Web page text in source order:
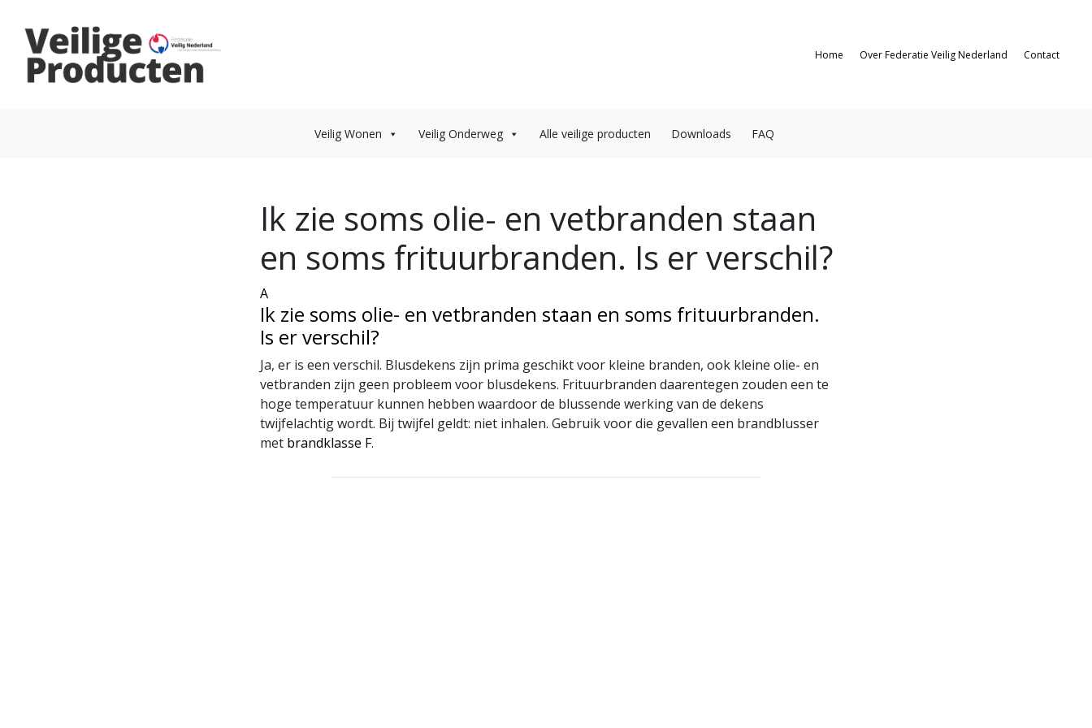
Home Over Federatie Veilig Nederland Contact
Veilig Wonen Veilig Onderweg Alle veilige producten Downloads FAQ
Ik zie soms olie- en vetbranden staan
en soms frituurbranden. Is er verschil?
A
Ik zie soms olie- en vetbranden staan en soms frituurbranden.
Is er verschil?
Ja, er is een verschil. Blusdekens zijn prima geschikt voor kleine branden, ook kleine olie- en
vetbranden zijn geen probleem voor blusdekens. Frituurbranden daarentegen zouden een te
hoge temperatuur kunnen hebben waardoor de blussende werking van de dekens
twijfelachtig wordt. Bij twijfel geldt: niet inhalen. Gebruik voor die gevallen een brandblusser
met brandklasse F.